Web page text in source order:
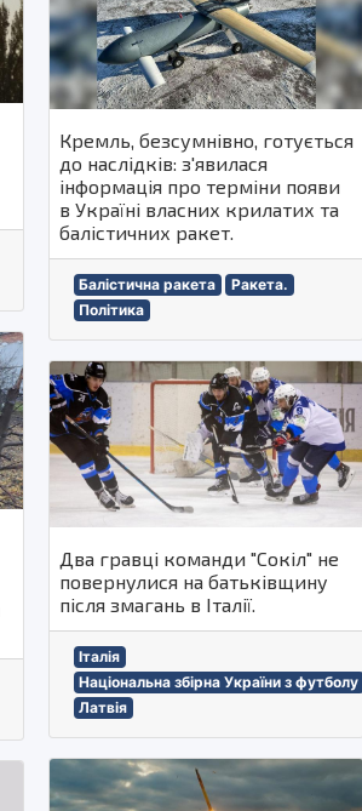
Кремль, безсумнівно, готується
до наслідків: з'явилася
інформація про терміни появи
в Україні власних крилатих та
балістичних ракет.
Балістична ракета
Ракета.
Політика
Два гравці команди "Сокіл" не
повернулися на батьківщину
після змагань в Італії.
Італія
Національна збірна України з футболу
Латвія